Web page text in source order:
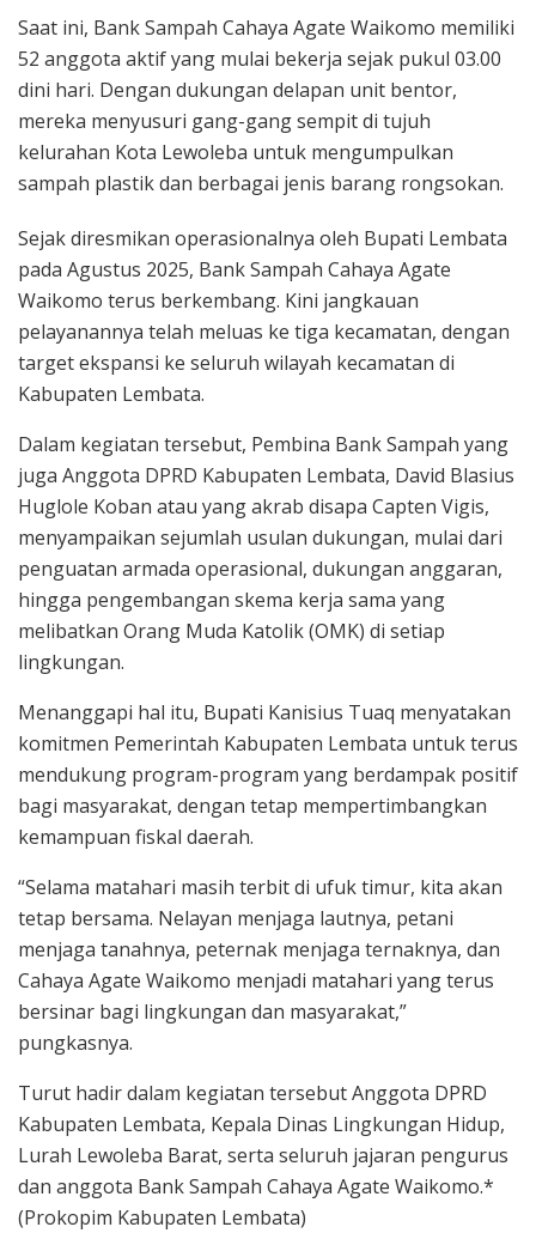
Saat ini, Bank Sampah Cahaya Agate Waikomo memiliki
52 anggota aktif yang mulai bekerja sejak pukul 03.00
dini hari. Dengan dukungan delapan unit bentor,
mereka menyusuri gang-gang sempit di tujuh
kelurahan Kota Lewoleba untuk mengumpulkan
sampah plastik dan berbagai jenis barang rongsokan.
Sejak diresmikan operasionalnya oleh Bupati Lembata
pada Agustus 2025, Bank Sampah Cahaya Agate
Waikomo terus berkembang. Kini jangkauan
pelayanannya telah meluas ke tiga kecamatan, dengan
target ekspansi ke seluruh wilayah kecamatan di
Kabupaten Lembata.
Dalam kegiatan tersebut, Pembina Bank Sampah yang
juga Anggota DPRD Kabupaten Lembata, David Blasius
Huglole Koban atau yang akrab disapa Capten Vigis,
menyampaikan sejumlah usulan dukungan, mulai dari
penguatan armada operasional, dukungan anggaran,
hingga pengembangan skema kerja sama yang
melibatkan Orang Muda Katolik (OMK) di setiap
lingkungan.
Menanggapi hal itu, Bupati Kanisius Tuaq menyatakan
komitmen Pemerintah Kabupaten Lembata untuk terus
mendukung program-program yang berdampak positif
bagi masyarakat, dengan tetap mempertimbangkan
kemampuan fiskal daerah.
“Selama matahari masih terbit di ufuk timur, kita akan
tetap bersama. Nelayan menjaga lautnya, petani
menjaga tanahnya, peternak menjaga ternaknya, dan
Cahaya Agate Waikomo menjadi matahari yang terus
bersinar bagi lingkungan dan masyarakat,”
pungkasnya.
Turut hadir dalam kegiatan tersebut Anggota DPRD
Kabupaten Lembata, Kepala Dinas Lingkungan Hidup,
Lurah Lewoleba Barat, serta seluruh jajaran pengurus
dan anggota Bank Sampah Cahaya Agate Waikomo.*
(Prokopim Kabupaten Lembata)